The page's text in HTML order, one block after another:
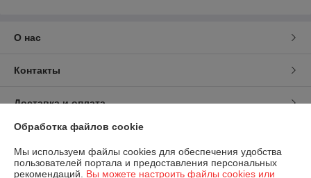
О нас
Контакты
Доставка и оплата
График работы
Полная версия сайта
Обработка файлов cookie
Мы используем файлы cookies для обеспечения удобства
пользователей портала и предоставления персональных
рекомендаций. Вы можете настроить файлы cookies или